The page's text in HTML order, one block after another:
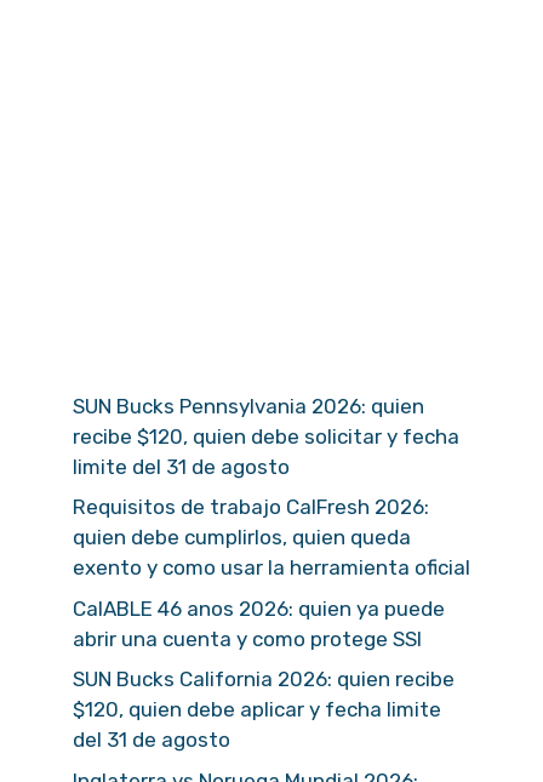
SUN Bucks Pennsylvania 2026: quien
recibe $120, quien debe solicitar y fecha
limite del 31 de agosto
Requisitos de trabajo CalFresh 2026:
quien debe cumplirlos, quien queda
exento y como usar la herramienta oficial
CalABLE 46 anos 2026: quien ya puede
abrir una cuenta y como protege SSI
SUN Bucks California 2026: quien recibe
$120, quien debe aplicar y fecha limite
del 31 de agosto